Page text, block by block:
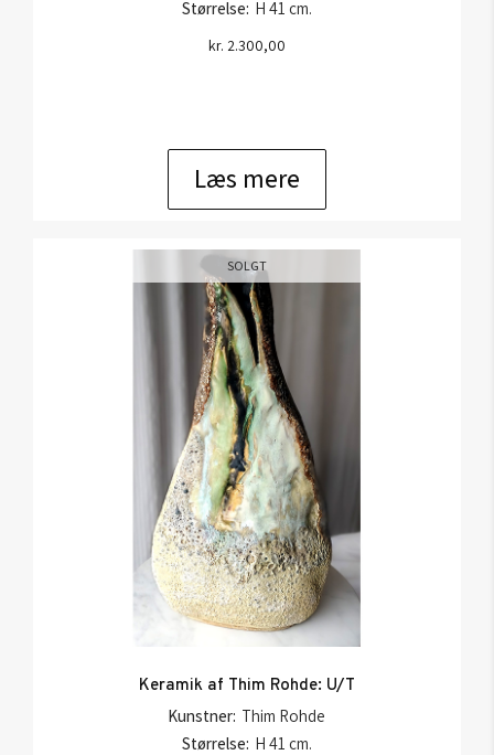
Størrelse: H 41 cm.
kr. 2.300,00
Læs mere
Keramik af Thim Rohde: U/T
Kunstner: Thim Rohde
Størrelse: H 41 cm.
SOLGT